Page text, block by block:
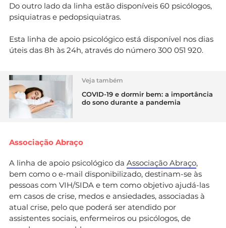
Do outro lado da linha estão disponíveis 60 psicólogos,
psiquiatras e pedopsiquiatras.
Esta linha de apoio psicológico está disponível nos dias
úteis das 8h às 24h, através do número 300 051 920.
Veja também
COVID-19 e dormir bem: a importância
do sono durante a pandemia
Associação Abraço
A linha de apoio psicológico da Associação Abraço,
bem como o e-mail disponibilizado, destinam-se às
pessoas com VIH/SIDA e tem como objetivo ajudá-las
em casos de crise, medos e ansiedades, associadas à
atual crise, pelo que poderá ser atendido por
assistentes sociais, enfermeiros ou psicólogos, de